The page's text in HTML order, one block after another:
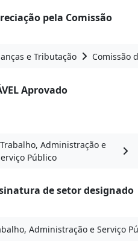
pela Comissão
e Tributação
Comissão
Aprovado
Administração e
Público
de setor designado
Administração e Serviço